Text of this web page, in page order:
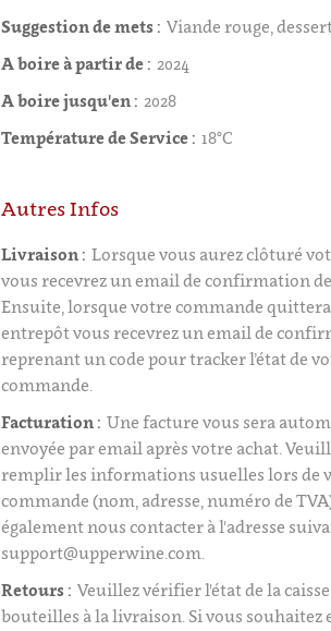
Suggestion de mets : Viande rouge,
A boire à partir de : 2024
A boire jusqu'en : 2028
Température de Service : 18°C
Autres Infos
Livraison : Lorsque vous aurez clôturé
vous recevrez un email de confirmation
Ensuite, lorsque votre commande
entrepôt vous recevrez un email de
reprenant un code pour tracker l’état de
commande.
Facturation : Une facture vous sera
envoyée par email après votre achat.
remplir les informations usuelles lors de
commande (nom, adresse, numéro de
également nous contacter à l'adresse
support@upperwine.com.
Retours : Veuillez vérifier l'état de la caisse
bouteilles à la livraison. Si vous souhaitez